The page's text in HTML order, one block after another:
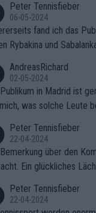
Peter Tennisfieber
06-05-2024
fand ich das
Rybakina und
AndreasRichard
02-05-2024
in Madrid ist
was solche Leute
Peter Tennisfieber
22-04-2024
über den
Ein glückliches
Peter Tennisfieber
22-04-2024